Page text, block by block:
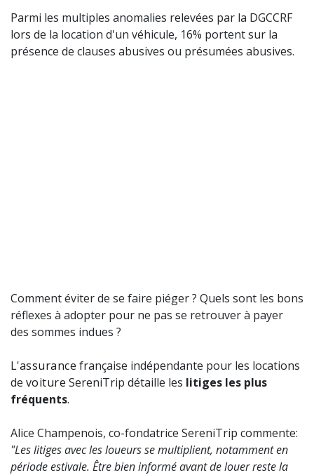
Parmi les multiples anomalies relevées par la DGCCRF
lors de la location d'un véhicule, 16% portent sur la
présence de clauses abusives ou présumées abusives.
Comment éviter de se faire piéger ? Quels sont les bons
réflexes à adopter pour ne pas se retrouver à payer
des sommes indues ?
L'assurance française indépendante pour les locations
de voiture SereniTrip détaille les litiges les plus
fréquents.
Alice Champenois, co-fondatrice SereniTrip commente:
"Les litiges avec les loueurs se multiplient, notamment en
période estivale. Être bien informé avant de louer reste la